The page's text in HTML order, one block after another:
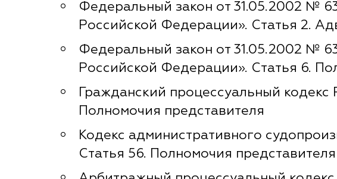
Федеральный закон от 31.05.2002 №
Российской Федерации». Статья 2.
Федеральный закон от 31.05.2002 №
Российской Федерации». Статья 6.
Гражданский процессуальный
Полномочия представителя
Кодекс административного
Статья 56. Полномочия представителя